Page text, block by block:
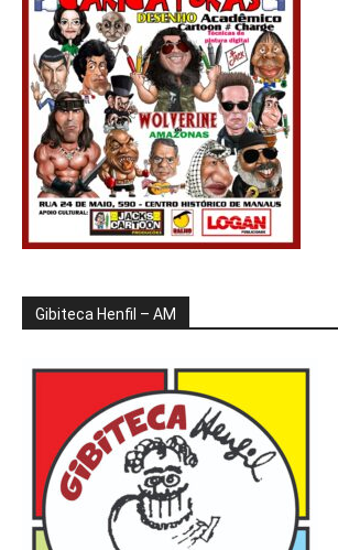
Gibiteca Henfil – AM